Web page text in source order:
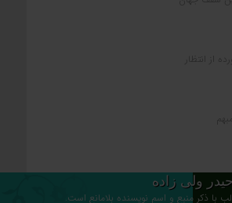
ولی زاده
با ذکر منبع و اسم نویسنده بلامانع است.